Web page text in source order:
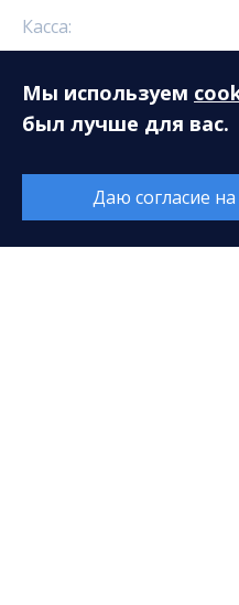
Касса:
+7 (3462) 52-18-02
Каждый день с 9:00 до
Перерыв с 14:00 до 14:40
Мы используем
был лучше для вас.
Даю согласие